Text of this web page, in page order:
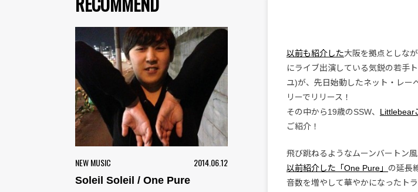
NEW MUSIC 2014.06.12
Soleil Soleil / One Pure
以前も紹介した大阪を拠点としな
にライブ出演している気鋭の若手ト
ユ)が、先日始動したネット・レー
リーでリリース！
その中から19歳のSSW、 Littlebear
ご紹介！
飛び跳ねるようなムーンバートン
以前紹介した「One Pure」 の延長
音数を増やして華やかになったト